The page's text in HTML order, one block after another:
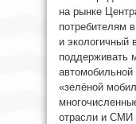
на рынке
потребителям
и экологичный
поддерживать
автомобильной
«зелёной
отрасли и СМИ